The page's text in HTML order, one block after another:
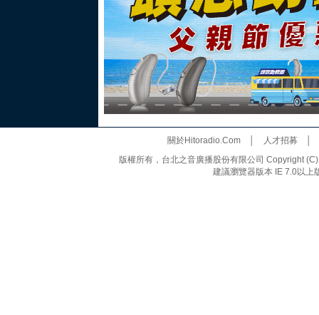
關於Hitoradio.Com│ 人才招募
版權所有，台北之音廣播股份有限公司 Copyright
建議瀏覽器版本 IE 7.0以上